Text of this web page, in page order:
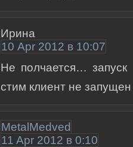
Ирина
10 Apr 2012 в 10:07
Не полчается…
стим клиент не
MetalMedved
11 Apr 2012 в 0:10